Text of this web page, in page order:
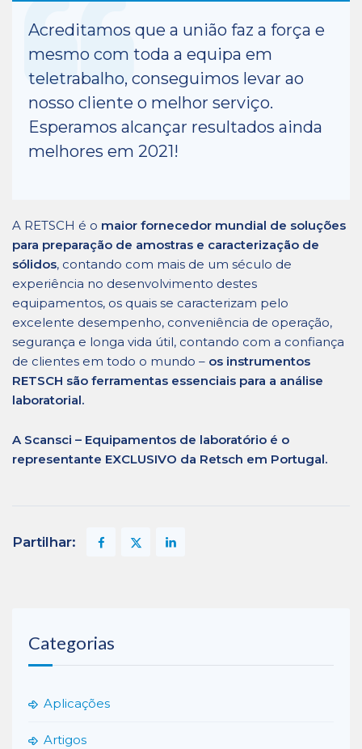
Acreditamos que a união faz a força e
mesmo com toda a equipa em
teletrabalho, conseguimos levar ao
nosso cliente o melhor serviço.
Esperamos alcançar resultados ainda
melhores em 2021!
A RETSCH é o maior fornecedor mundial de soluções
para preparação de amostras e caracterização de
sólidos, contando com mais de um século de
experiência no desenvolvimento destes
equipamentos, os quais se caracterizam pelo
excelente desempenho, conveniência de operação,
segurança e longa vida útil, contando com a confiança
de clientes em todo o mundo – os instrumentos
RETSCH são ferramentas essenciais para a análise
laboratorial.
A Scansci – Equipamentos de laboratório é o
representante EXCLUSIVO da Retsch em Portugal.
Partilhar:
Categorias
Aplicações
Artigos